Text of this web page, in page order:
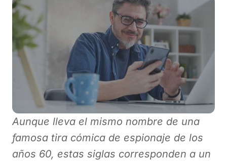
Aunque lleva el mismo nombre de una
famosa tira cómica de espionaje de los
años 60, estas siglas corresponden a un